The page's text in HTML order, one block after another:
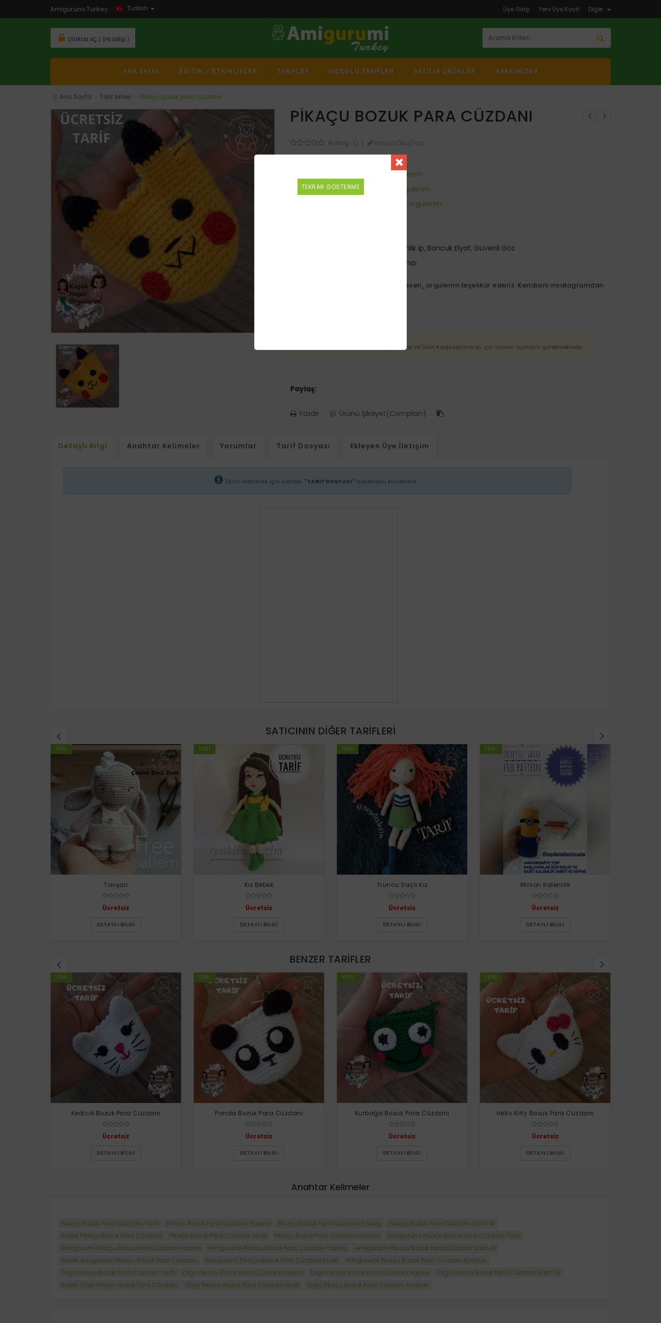
Amigurumi Turkey Turkish Üye Girişi Yeni Üye Kayıt Diğer
OTURUM AÇ ( ÜYE GIRIŞI )
ANA SAYFA EĞİTİM / ETKİNLİKLER TARİFLER VİDEOLU TARİFLER SATILIK ÜRÜNLER HAKKIMIZDA
Ana Sayfa Tarif listesi Pikaçu bozuk para cüzdanı
PIKAÇU BOZUK PARA CÜZDANI
Rating : () Yorum Oku/Yaz
@kucuk_neseli_orgulerim
Çeviri Yapan: @kucuk_neseli_orgulerim
@kucuk_neseli_orgulerim
Mikro Akrilik İp, Boncuk Elyaf, Güvenli Göz
Sarı, Siyah, Kırmızı
Bu tarif için @kucuk_neseli_orgulerim teşekkür ederiz. Kendisini insatagramdan
Tarif İndirmek, Takip Listesi ve Ürün Karşılaştırma vb. için oturum açmanız gerekmektedir....
Paylaş:
Yazdır Ürünü Şikayet(Complain)
Detaylı Bilgi Anahtar Kelimeler Yorumlar Tarif Dosyası Ekleyen Üye İletişim
Tarifi indirmek için üstteki "TARİF DOSYASI" bölümünü kullanınız...
SATICININ DIĞER TARIFLERI
YENI
Tavşan
Ücretsiz
DETAYLI BILGI
YENI
Kız Bebek
Ücretsiz
DETAYLI BILGI
YENI
Truncu Saçlı Kız
Ücretsiz
DETAYLI BILGI
YENI
Minion Kalemlik
Ücretsiz
DETAYLI BILGI
BENZER TARIFLER
YENI
Kedicik Bozuk Para Cüzdanı
Ücretsiz
DETAYLI BILGI
YENI
Panda Bozuk Para Cüzdanı
Ücretsiz
DETAYLI BILGI
YENI
Kurbağa Bozuk Para Cüzdanı
Ücretsiz
DETAYLI BILGI
YENI
Hello Kitty Bozuk Para Cüzdanı
Ücretsiz
DETAYLI BILGI
Anahtar Kelimeler
Pikaçu Bozuk Para Cüzdanı Tarifi Pikaçu Bozuk Para Cüzdanı Yapımı Pikaçu Bozuk Para Cüzdanı Yapılışı
Pikaçu Bozuk Para Cüzdanı Satın Al
Satılık Pikaçu Bozuk Para Cüzdanı
Pikaçu Bozuk Para Cüzdanı fiyatı Pikaçu Bozuk Para Cüzdanı fiyatları
Amigurumi Pikaçu Bozuk Para Cüzdanı Tarifi
Amigurumi Pikaçu Bozuk Para Cüzdanı Yapımı
Amigurumi Pikaçu Bozuk Para Cüzdanı Yapılışı
Amigurumi Pikaçu Bozuk Para Cüzdanı Satın Al
Satılık Amigurumi Pikaçu Bozuk Para Cüzdanı
Amigurumi Pikaçu Bozuk Para Cüzdanı fiyatı
Amigurumi Pikaçu Bozuk Para Cüzdanı fiyatları
Örgü Pikaçu Bozuk Para Cüzdanı Tarifi
Örgü Pikaçu Bozuk Para Cüzdanı Yapımı Örgü Pikaçu Bozuk Para Cüzdanı Yapılışı
Örgü Pikaçu Bozuk Para Cüzdanı Satın Al
Satılık Örgü Pikaçu Bozuk Para Cüzdanı
Örgü Pikaçu Bozuk Para Cüzdanı fiyatı Örgü Pikaçu Bozuk Para Cüzdanı fiyatları
TEKRAR GÖSTERME